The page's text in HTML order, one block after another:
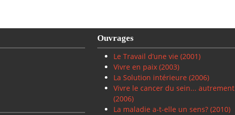
Ouvrages
Le Travail d’une vie (2001)
Vivre en paix(2003)
La Solution intérieure (2006)
Vivre le cancer du sein... autrement
(2006)
La maladie a-t-elle un sens? (2010)